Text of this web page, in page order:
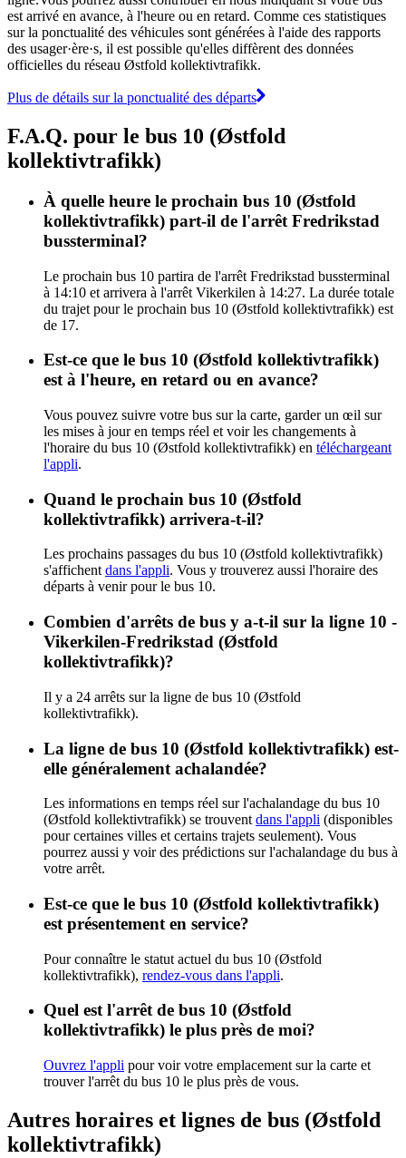
est arrivé en avance, à l'heure ou en retard. Comme ces statistiques
sur la ponctualité des véhicules sont générées à l'aide des rapports
des usager·ère·s, il est possible qu'elles diffèrent des données
officielles du réseau Østfold kollektivtrafikk.
Plus de détails sur la ponctualité des départs
F.A.Q. pour le bus 10 (Østfold
kollektivtrafikk)
À quelle heure le prochain bus 10 (Østfold
kollektivtrafikk) part-il de l'arrêt Fredrikstad
bussterminal?
Le prochain bus 10 partira de l'arrêt Fredrikstad bussterminal
à 14:10 et arrivera à l'arrêt Vikerkilen à 14:27. La durée totale
du trajet pour le prochain bus 10 (Østfold kollektivtrafikk) est
de 17.
Est-ce que le bus 10 (Østfold kollektivtrafikk)
est à l'heure, en retard ou en avance?
Vous pouvez suivre votre bus sur la carte, garder un œil sur
les mises à jour en temps réel et voir les changements à
l'horaire du bus 10 (Østfold kollektivtrafikk) en téléchargeant
l'appli.
Quand le prochain bus 10 (Østfold
kollektivtrafikk) arrivera-t-il?
Les prochains passages du bus 10 (Østfold kollektivtrafikk)
s'affichent dans l'appli. Vous y trouverez aussi l'horaire des
départs à venir pour le bus 10.
Combien d'arrêts de bus y a-t-il sur la ligne 10 -
Vikerkilen-Fredrikstad (Østfold
kollektivtrafikk)?
Il y a 24 arrêts sur la ligne de bus 10 (Østfold
kollektivtrafikk).
La ligne de bus 10 (Østfold kollektivtrafikk) est-
elle généralement achalandée?
Les informations en temps réel sur l'achalandage du bus 10
(Østfold kollektivtrafikk) se trouvent dans l'appli (disponibles
pour certaines villes et certains trajets seulement). Vous
pourrez aussi y voir des prédictions sur l'achalandage du bus à
votre arrêt.
Est-ce que le bus 10 (Østfold kollektivtrafikk)
est présentement en service?
Pour connaître le statut actuel du bus 10 (Østfold
kollektivtrafikk), rendez-vous dans l'appli.
Quel est l'arrêt de bus 10 (Østfold
kollektivtrafikk) le plus près de moi?
Ouvrez l'appli pour voir votre emplacement sur la carte et
trouver l'arrêt du bus 10 le plus près de vous.
Autres horaires et lignes de bus (Østfold
kollektivtrafikk)